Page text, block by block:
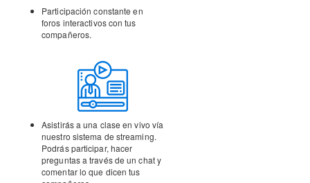
Participación constante en
foros interactivos con tus
compañeros.
Asistirás a una clase en vivo vía
nuestro sistema de streaming.
Podrás participar, hacer
preguntas a través de un chat y
comentar lo que dicen tus